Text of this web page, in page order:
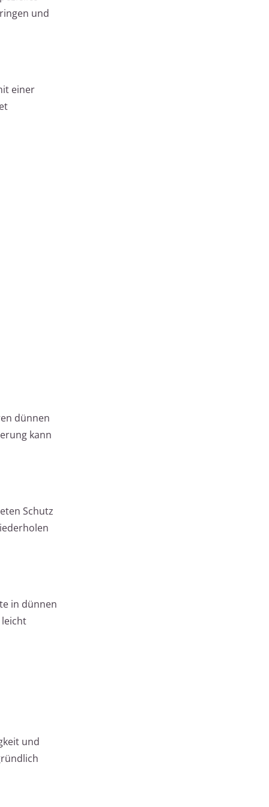
und
einer
dünnen
kann
Schutz
in dünnen
leicht
und